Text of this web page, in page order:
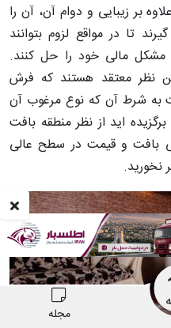
مجله
بر زیبایی و دوام آن، آن را
تا در مواقع لزوم بتوانند
مشکل مالی خود را حل کنند.
نظر معتقد هستند که فرش
به شرط آن که نوع مرغوب آن
اید از نظر منطقه بافت
بافت و قیمت در سطح عالی
نخورید.